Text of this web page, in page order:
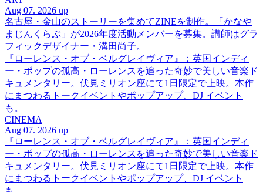
Aug 07. 2026 up
名古屋・金山のストーリーを集めてZINEを制作。「かなや
まじんくらぶ」が2026年度活動メンバーを募集。講師はグラ
フィックデザイナー・溝田尚子。
『ローレンス・オブ・ベルグレイヴィア』：英国インディ
ー・ポップの孤高・ローレンスを追った奇妙で美しい音楽ド
キュメンタリー。伏見ミリオン座にて1日限定で上映。本作
にまつわるトークイベントやポップアップ、DJ イベント
も。
CINEMA
Aug 07. 2026 up
『ローレンス・オブ・ベルグレイヴィア』：英国インディ
ー・ポップの孤高・ローレンスを追った奇妙で美しい音楽ド
キュメンタリー。伏見ミリオン座にて1日限定で上映。本作
にまつわるトークイベントやポップアップ、DJ イベント